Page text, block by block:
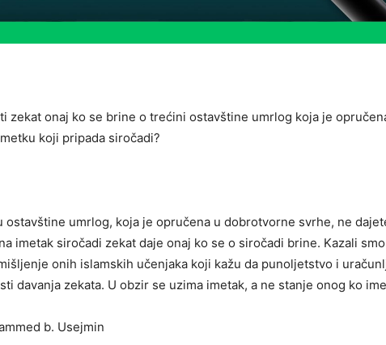
zekat onaj ko se brine o trećini ostavštine umrlog koja je
koji pripada siročadi?
ostavštine umrlog, koja je opručena u dobrotvorne svrhe, ne
imetak siročadi zekat daje onaj ko se o siročadi brine. Kazali
onih islamskih učenjaka koji kažu da punoljetstvo i
davanja zekata. U obzir se uzima imetak, a ne stanje onog ko
b. Usejmin